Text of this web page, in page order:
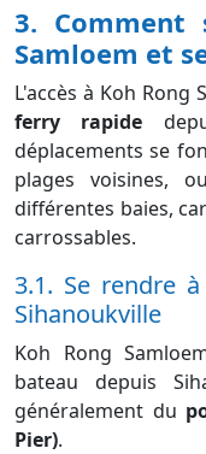
3. Comment
Samloem et
L'accès à Koh
ferry rapide
déplacements se
plages voisines,
différentes baies,
carrossables.
3.1. Se rendre
Sihanoukville
Koh Rong
bateau depuis
généralement du
Pier).